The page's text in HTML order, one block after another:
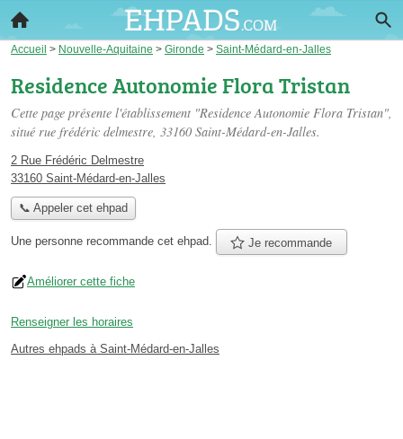
Accueil > Nouvelle-Aquitaine > Gironde > Saint-Médard-en-Jalles
Residence Autonomie Flora Tristan
Cette page présente l'établissement "Residence Autonomie Flora Tristan",
situé rue frédéric delmestre, 33160 Saint-Médard-en-Jalles.
2 Rue Frédéric Delmestre
33160 Saint-Médard-en-Jalles
📞 Appeler cet ehpad
Une personne recommande cet ehpad. Je recommande
Améliorer cette fiche
Renseigner les horaires
Autres ehpads à Saint-Médard-en-Jalles